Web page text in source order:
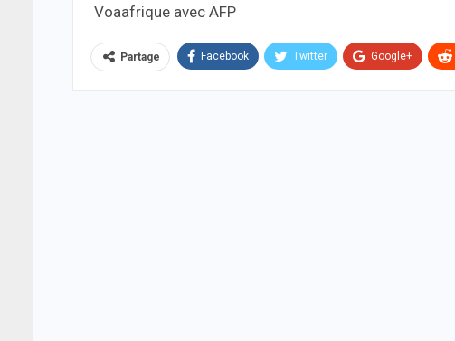
Voaafrique avec AFP
Partage Facebook Twitter Google+